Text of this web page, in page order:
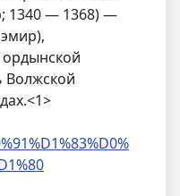
1340 — 1368) —
ордынской
Волжской